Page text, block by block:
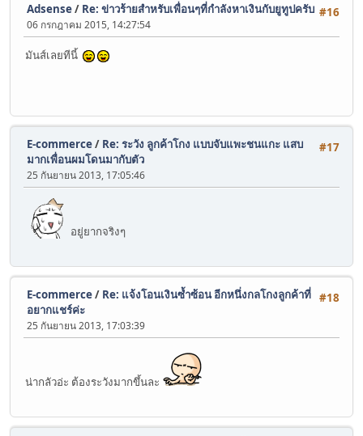
#16
Adsense/ Re: ข่าวร้ายสำหรับเพื่อนๆที่กำลังหาเงินกับยูทูปครับ
06 กรกฎาคม 2015, 14:27:54
มันส์เลยทีนี้
#17
E-commerce/ Re: ระวัง ลูกค้าโกง แบบจับแพะชนแกะ แสบ
มากเพื่อนผมโดนมากับตัว
25 กันยายน 2013, 17:05:46
อยู่ยากจริงๆ
#18
E-commerce/ Re: แจ้งโอนเงินซ้ำซ้อน อีกหนึ่งกลโกงลูกค้าที่
อยากแชร์ค่ะ
25 กันยายน 2013, 17:03:39
น่ากลัวอ่ะ ต้องระวังมากขึ้นละ